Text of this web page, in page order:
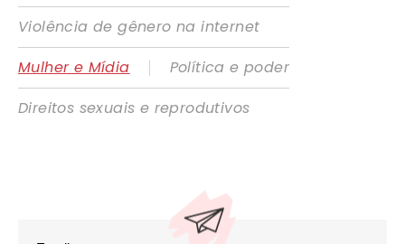
Violência de gênero na internet
Mulher e Mídia
|
Política e poder
Direitos sexuais e reprodutivos